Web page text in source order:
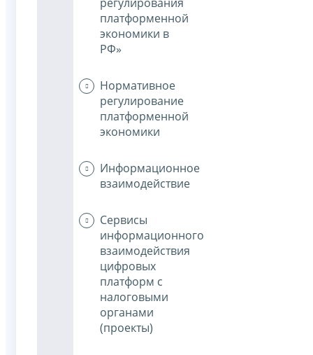
платформенной
экономики в
РФ»
Нормативное
регулирование
платформенной
экономики
Информационное
взаимодействие
Сервисы
информационного
взаимодействия
цифровых
платформ с
налоговыми
органами
(проекты)